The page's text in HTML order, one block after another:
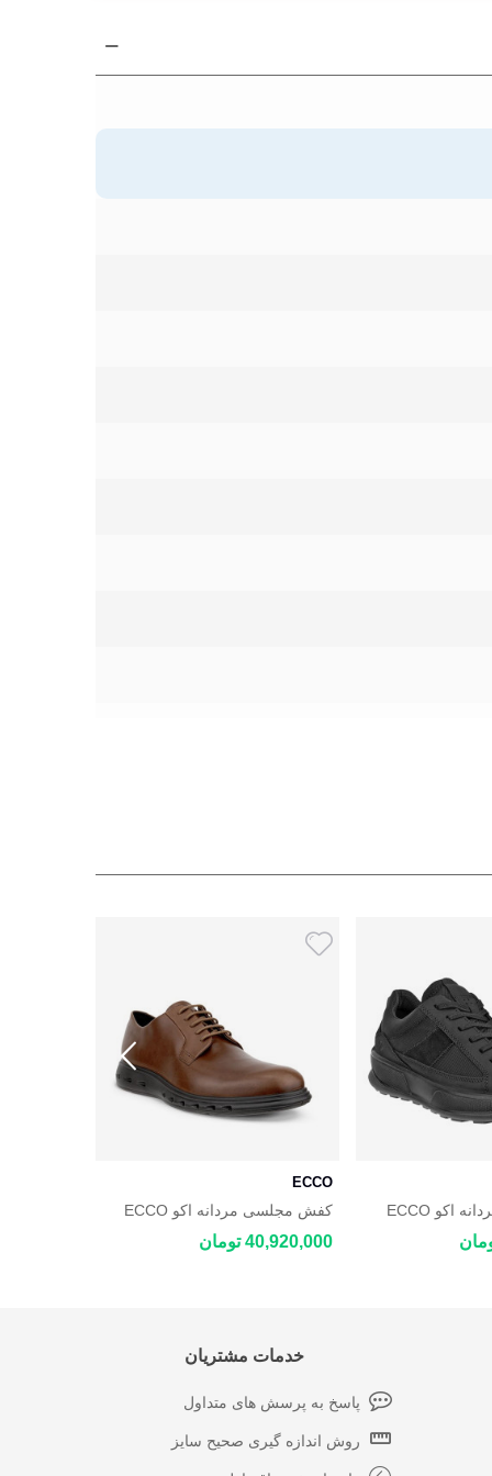
کفش روزمره مردانه اکو ECCO
ECCO
کفش مجلسی مردانه اکو ECCO
HYBRID 720
40,920,000 تومان
خدمات مشتریان
پاسخ به پرسش های متداول
روش اندازه گیری صحیح سایز